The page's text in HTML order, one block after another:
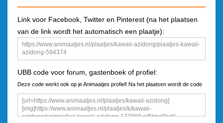
Link voor Facebook, Twitter en Pinterest (na het plaatsen
van de link wordt het automatisch een plaatje):
UBB code voor forum, gastenboek of profiel:
Deze code werkt ook op je Animaatjes profiel! Na het plaatsen wordt de code
een plaatje